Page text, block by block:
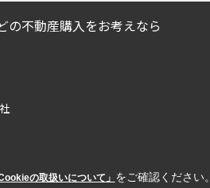
の不動産購入をお考えなら
の取扱いについて」 をご確認ください。